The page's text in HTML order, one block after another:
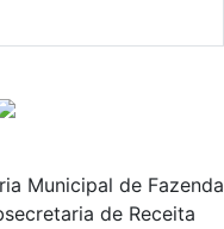
Municipal de Fazenda
de Receita